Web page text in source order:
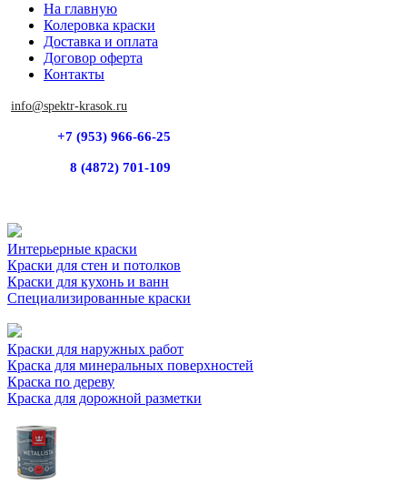
На главную
Колеровка краски
Доставка и оплата
Договор оферта
Контакты
info@spektr-krasok.ru
+7 (953) 966-66-25
8 (4872) 701-109
Интерьерные краски
Краски для стен и потолков
Краски для кухонь и ванн
Специализированные краски
Краски для наружных работ
Краска для минеральных поверхностей
Краска по дереву
Краска для дорожной разметки